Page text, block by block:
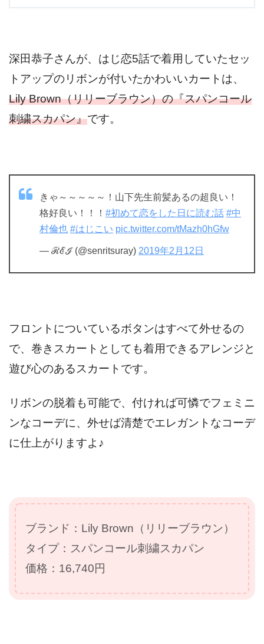
深田恭子さんが、はじ恋5話で着用していたセッ
トアップのリボンが付いたかわいいカートは、
Lily Brown（リリーブラウン）の『スパンコール
刺繍スカパン』です。
きゃ～～～～～！山下先生前髪あるの超良い！
格好良い！！！ #初めて恋をした日に読む話 #中
村倫也 #はじこい pic.twitter.com/tMazh0hGfw
— ℛℰℐ (@senritsuray) 2019年2月12日
フロントについているボタンはすべて外せるの
で、巻きスカートとしても着用できるアレンジと
遊び心のあるスカートです。
リボンの脱着も可能で、付ければ可憐でフェミニ
ンなコーデに、外せば清楚でエレガントなコーデ
に仕上がりますよ♪
ブランド：Lily Brown（リリーブラウン）
タイプ：スパンコール刺繍スカパン
価格：16,740円